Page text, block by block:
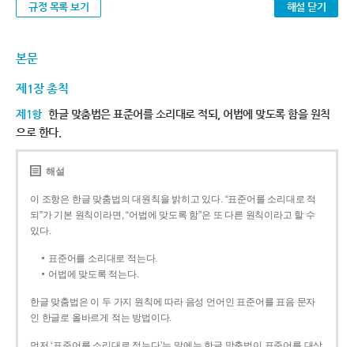
규정 목록 보기 해설 닫기
본문
제1장 총칙
제1항 한글 맞춤법은 표준어를 소리대로 적되, 어법에 맞도록 함을 원칙
으로 한다.
해설
이 조항은 한글 맞춤법의 대원칙을 밝히고 있다. “표준어를 소리대로 적
되”가 기본 원칙이라면, “어법에 맞도록 함”은 또 다른 원칙이라고 할 수
있다.
표준어를 소리대로 적는다.
어법에 맞도록 적는다.
한글 맞춤법은 이 두 가지 원칙에 따라 음성 언어인 표준어를 표음 문자
인 한글로 올바르게 적는 방법이다.